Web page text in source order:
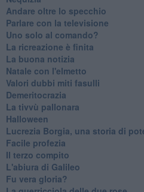
Andare oltre lo specchio
Parlare con la televisione
Uno solo al comando?
La ricreazione è finita
La buona notizia
Natale con l'elmetto
Valori dubbi miti fasulli
Demeritocrazia
La tivvù pallonara
Halloween
​Lucrezia Borgia, una storia di
Facile profezia
Il terzo compito
L'abiura di Galileo
Fu vera gloria?